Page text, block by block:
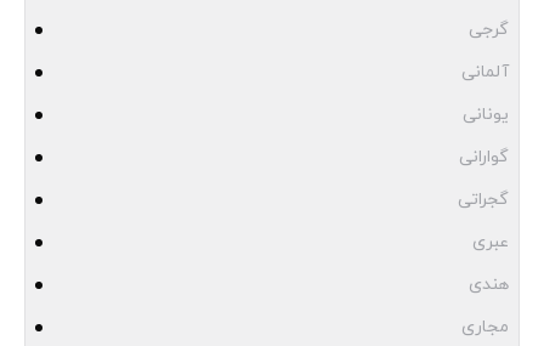
گرجی
آلمانی
یونانی
گوارانی
گجراتی
عبری
هندی
مجاری